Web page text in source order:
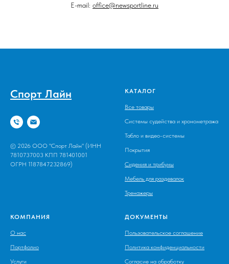
E-mail: office@newsportline.ru
Спорт Лайн
© 2026 ООО "Спорт Лайн" (ИНН
7810737003 КПП 781401001
ОГРН 1187847232869)
КАТАЛОГ
Все товары
Системы судейства и хронометража
Табло и видео-системы
Покрытия
Сидения и трибуны
Мебель для раздевалок
Тренажеры
КОМПАНИЯ
О нас
Портфолио
Услуги
ДОКУМЕНТЫ
Пользовательское соглашение
Политика конфиденциальности
Согласие на обработку